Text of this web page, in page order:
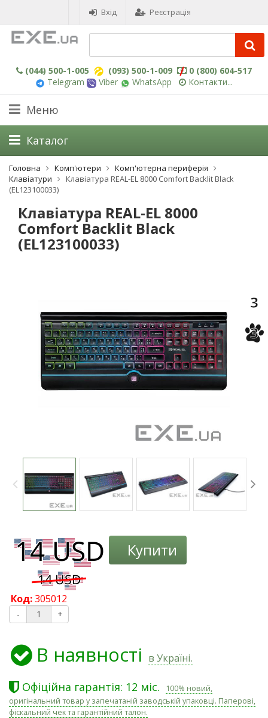
Вхід Реєстрація
(044) 500-1-005 (093) 500-1-009
0 (800) 604-517
Telegram
Viber WhatsApp Контакти...
Меню
Головна Комп'ютери
Комп'ютерна периферія
Клавіатури
Клавіатура REAL-EL 8000 Comfort Backlit Black
(EL123100033)
Клавіатура REAL-EL 8000
Comfort Backlit Black
(EL123100033)
3
3
Купити
Код:305012
- +
В наявності в Україні.
Офіційна гарантія: 12 міс.
100% новий,
оригінальний товар у запечатаній заводській упаковці. Паперові,
фіскальний чек та гарантійний талон.
Каталог